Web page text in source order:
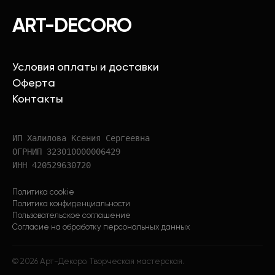
ART-DECORO
Условия оплаты и доставки
Оферта
Контакты
ИП Халилова Ксения Сергеевна
ОГРНИП 323010000006429
ИНН 420529630720
Политика cookie
Политика конфиденциальности
Пользовательское соглашение
Согласие на обработку персональных данных
© 2026 Арт-Декоро. Творческая мастерская.